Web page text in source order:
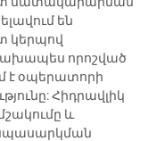
են
կերպով
որոշված
է օպերատորի
Հիդրավլիկ
և
սպասարկման